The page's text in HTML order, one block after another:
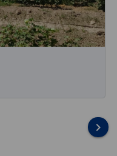
keyboard_arrow_right